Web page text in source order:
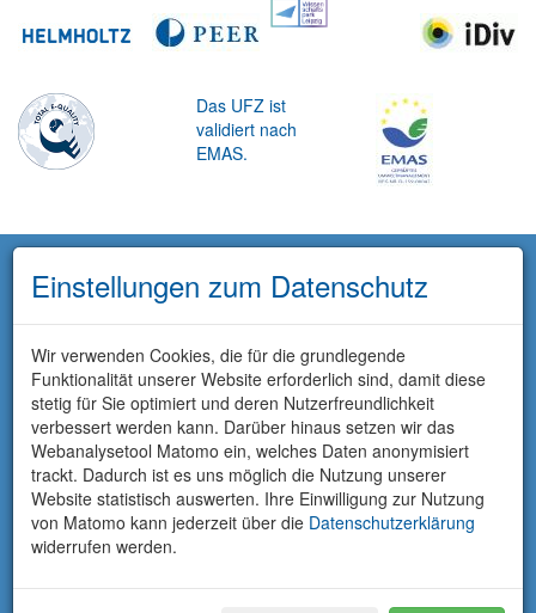
Das UFZ ist
validiert nach
EMAS.
Einstellungen zum Datenschutz
Wir verwenden Cookies, die für die grundlegende
Funktionalität unserer Website erforderlich sind, damit diese
stetig für Sie optimiert und deren Nutzerfreundlichkeit
verbessert werden kann. Darüber hinaus setzen wir das
Webanalysetool Matomo ein, welches Daten anonymisiert
trackt. Dadurch ist es uns möglich die Nutzung unserer
Website statistisch auswerten. Ihre Einwilligung zur Nutzung
von Matomo kann jederzeit über die Datenschutzerklärung
widerrufen werden.